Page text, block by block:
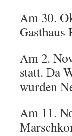
Am 30.
Gasthaus
Am 2.
statt. Da
wurden
Am 11.